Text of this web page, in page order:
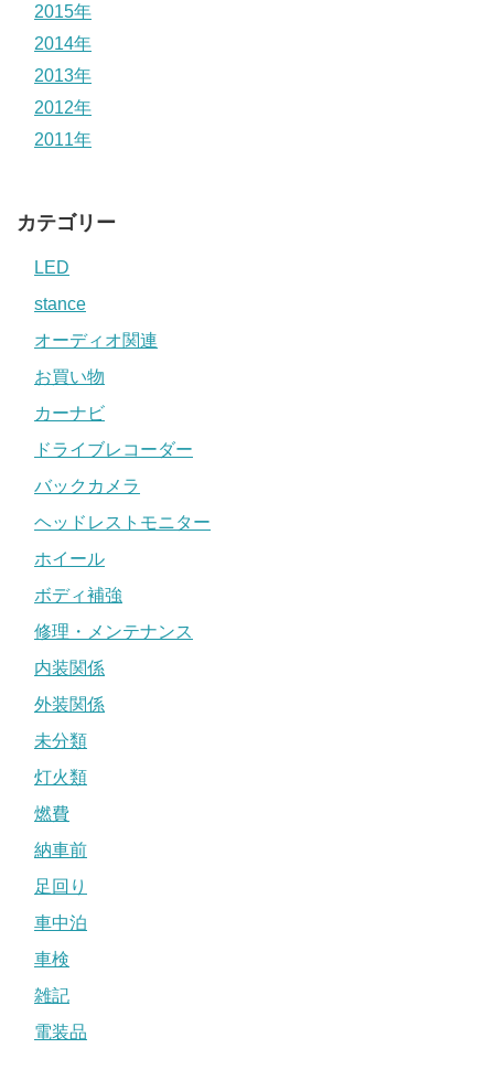
2015年
2014年
2013年
2012年
2011年
カテゴリー
LED
stance
オーディオ関連
お買い物
カーナビ
ドライブレコーダー
バックカメラ
ヘッドレストモニター
ホイール
ボディ補強
修理・メンテナンス
内装関係
外装関係
未分類
灯火類
燃費
納車前
足回り
車中泊
車検
雑記
電装品